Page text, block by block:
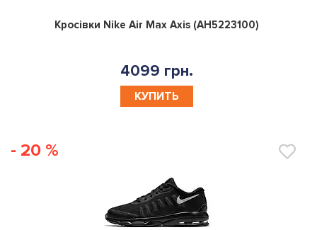
0
Кросівки Nike Air Max Axis (AH5223100)
4099 грн.
КУПИТЬ
- 20 %